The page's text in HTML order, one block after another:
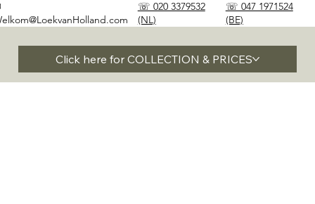
☏ 020 3379532
(NL)
☏ 047 1971524
(BE)
Click here for COLLECTION & PRICES